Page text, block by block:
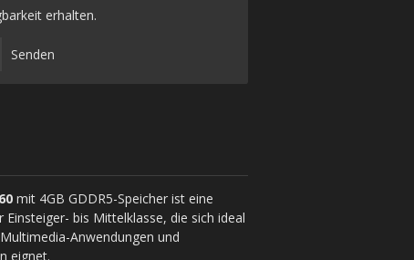
erhalten.
Senden
mit 4GB GDDR5-Speicher ist eine
bis Mittelklasse, die sich ideal
Anwendungen und
eignet.